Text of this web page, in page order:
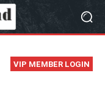
VIP MEMBER LOGIN